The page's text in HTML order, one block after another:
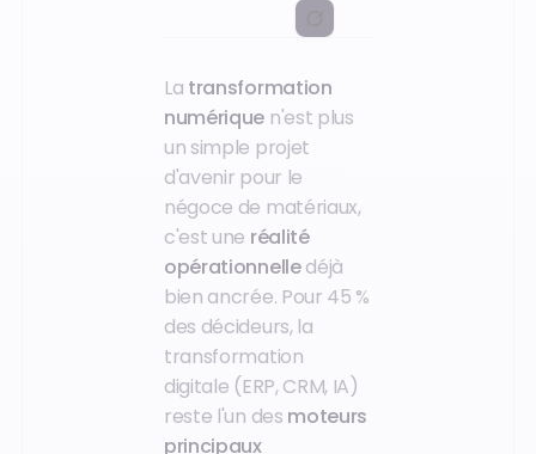
La transformation
numérique n'est plus
un simple projet
d'avenir pour le
négoce de matériaux,
c'est une réalité
opérationnelledéjà
bien ancrée. Pour 45 %
des décideurs, la
transformation
digitale (ERP, CRM, IA)
reste l'un des moteurs
principaux